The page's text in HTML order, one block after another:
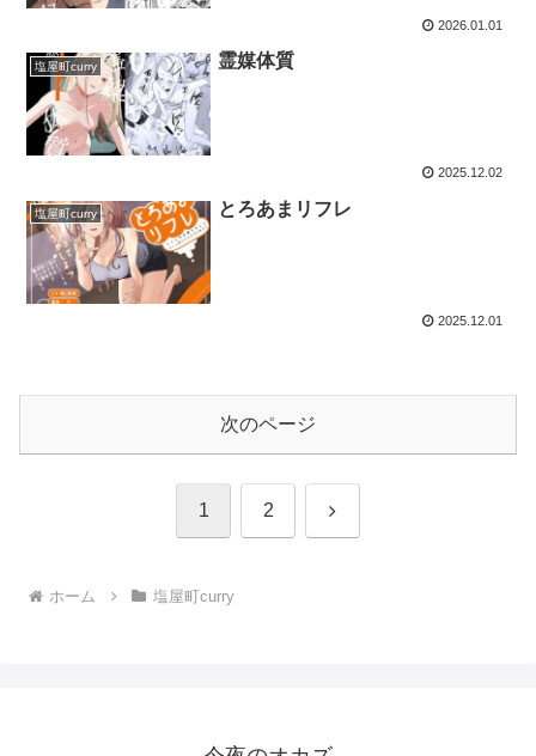
2026.01.01
塩屋町curry 霊媒体質
2025.12.02
塩屋町curry とろあまリフレ
2025.12.01
次のページ
1 2 次
ホーム 塩屋町curry